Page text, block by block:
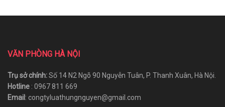
VĂN PHÒNG HÀ NỘI
Trụ sở chính:Số 14 N2 Ngõ 90 Nguyễn Tuân, P. Thanh Xuân, Hà Nội.
Hotline : 0967 811 669
Email : congtyluathungnguyen@gmail.com